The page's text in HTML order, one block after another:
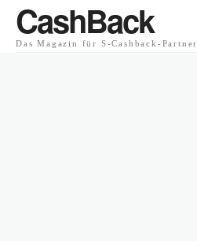
CashBack
Das Magazin für S-Cashback-Partner